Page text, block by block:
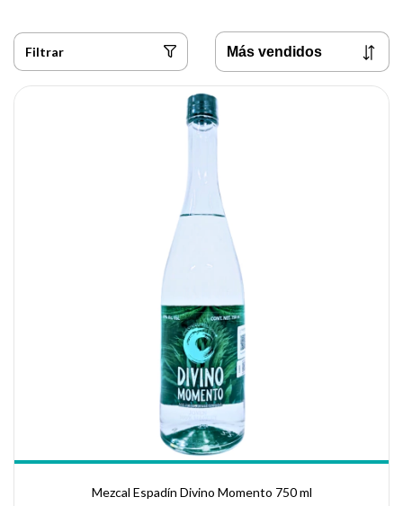
Filtrar
Mezcal Espadín Divino Momento 750 ml